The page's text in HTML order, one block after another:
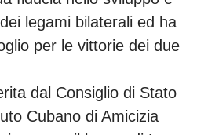
legami bilaterali ed ha
per le vittorie dei due
dal Consiglio di Stato
Cubano di Amicizia